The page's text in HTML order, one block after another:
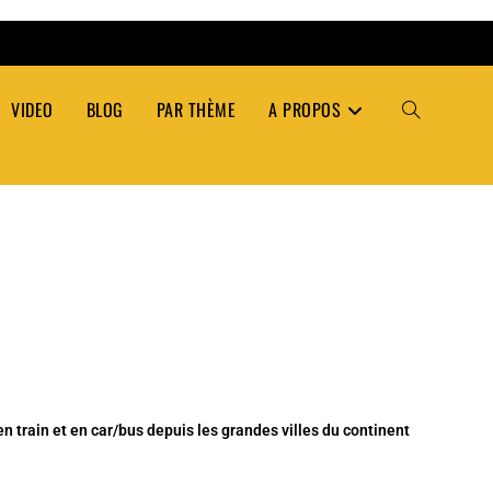
VIDEO BLOG PAR THÈME A PROPOS TOGGLE
train et en car/bus depuis les grandes villes du continent